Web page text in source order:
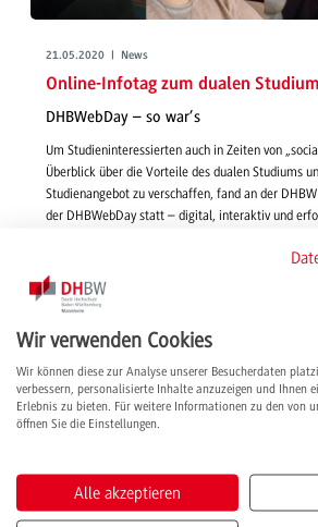
21.05.2020 | News
Online-Infotag zum dualen Studium
DHBWebDay – so war’s
Um Studieninteressierten auch in Zeiten von
Überblick über die Vorteile des dualen Studiums
Studienangebot zu verschaffen, fand an der
der DHBWebDay statt – digital, interaktiv und
Wir verwenden Cookies
Wir können diese zur Analyse unserer Besucherdaten
verbessern, personalisierte Inhalte anzuzeigen und Ihnen
Erlebnis zu bieten. Für weitere Informationen zu den von
öffnen Sie die Einstellungen.
Alle akzeptieren